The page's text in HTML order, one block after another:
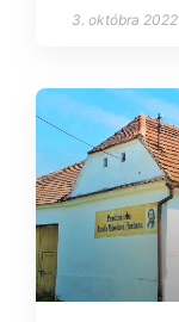
3. októbra 2022